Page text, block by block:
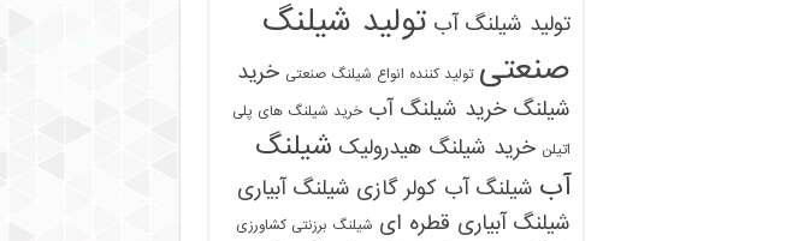
تولید شیلنگ آب تولید شیلنگ
صنعتی تولید کننده انواع شیلنگ صنعتی خرید
شیلنگ خرید شیلنگ آب خرید شیلنگ های پلی
اتیلن خرید شیلنگ هیدرولیک شیلنگ
آب شیلنگ آب کولر گازی شیلنگ آبیاری
شیلنگ آبیاری قطره ای شیلنگ برزنتی کشاورزی